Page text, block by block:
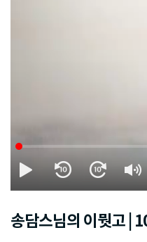
송담스님의 이뭣고 |